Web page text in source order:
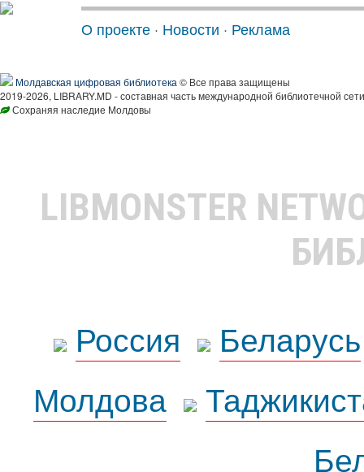
О проекте · Новости · Реклама
Молдавская цифровая библиотека © Все права защищены
2019-2026, LIBRARY.MD - составная часть международной библиотечной
Сохраняя наследие Молдовы
LIBMONSTER
Россия
Беларусь
Молдова